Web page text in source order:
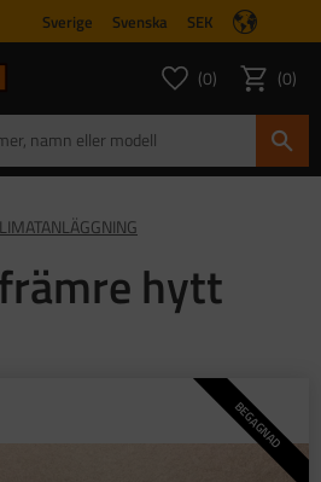
Sverige Svenska SEK
Favoriter
ANTAL
0 Kundvagn
0
hytt
BEGAGNAD